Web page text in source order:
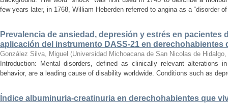
few years later, in 1768, William Heberden referred to angina as a “disorder
Prevalencia de ansiedad, depresión y estrés en pacientes
aplicación del instrumento DASS-21 en derechohabientes
González Silva, Miguel (Universidad Michoacana de San Nicolas de Hidalgo,
Introduction: Mental disorders, defined as clinically relevant alterations
behavior, are a leading cause of disability worldwide. Conditions such as
Índice albuminuria-creatinuria en derechohabientes que